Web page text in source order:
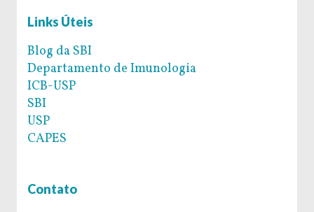
Links Úteis
Blog da SBI
Departamento de Imunologia
ICB-USP
SBI
USP
CAPES
Contato